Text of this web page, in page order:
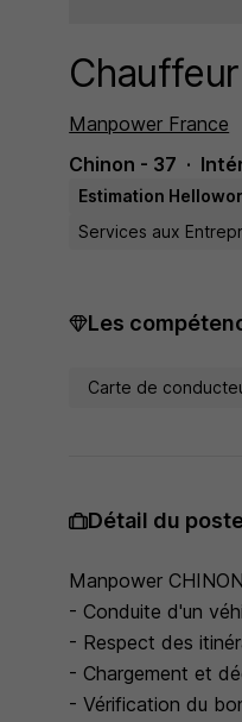
Manpower France
Chinon - 37
Estimation
Services aux
Les
Carte de
Détail du
Manpower
- Conduite d'un
- Respect des
- Chargement et
- Vérification du